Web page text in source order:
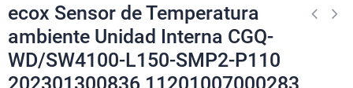
ecox Sensor de Temperatura
ambiente Unidad Interna CGQ-
WD/SW4100-L150-SMP2-P110